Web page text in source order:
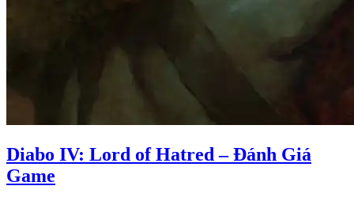
Diabo IV: Lord of Hatred – Đánh Giá
Game